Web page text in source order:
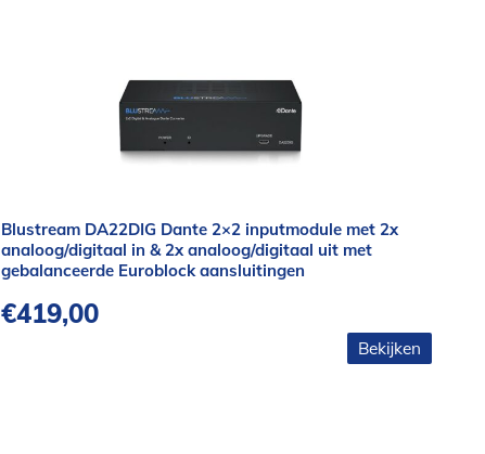
Blustream DA22DIG Dante 2×2 inputmodule met 2x
analoog/digitaal in & 2x analoog/digitaal uit met
gebalanceerde Euroblock aansluitingen
€419,00
Bekijken